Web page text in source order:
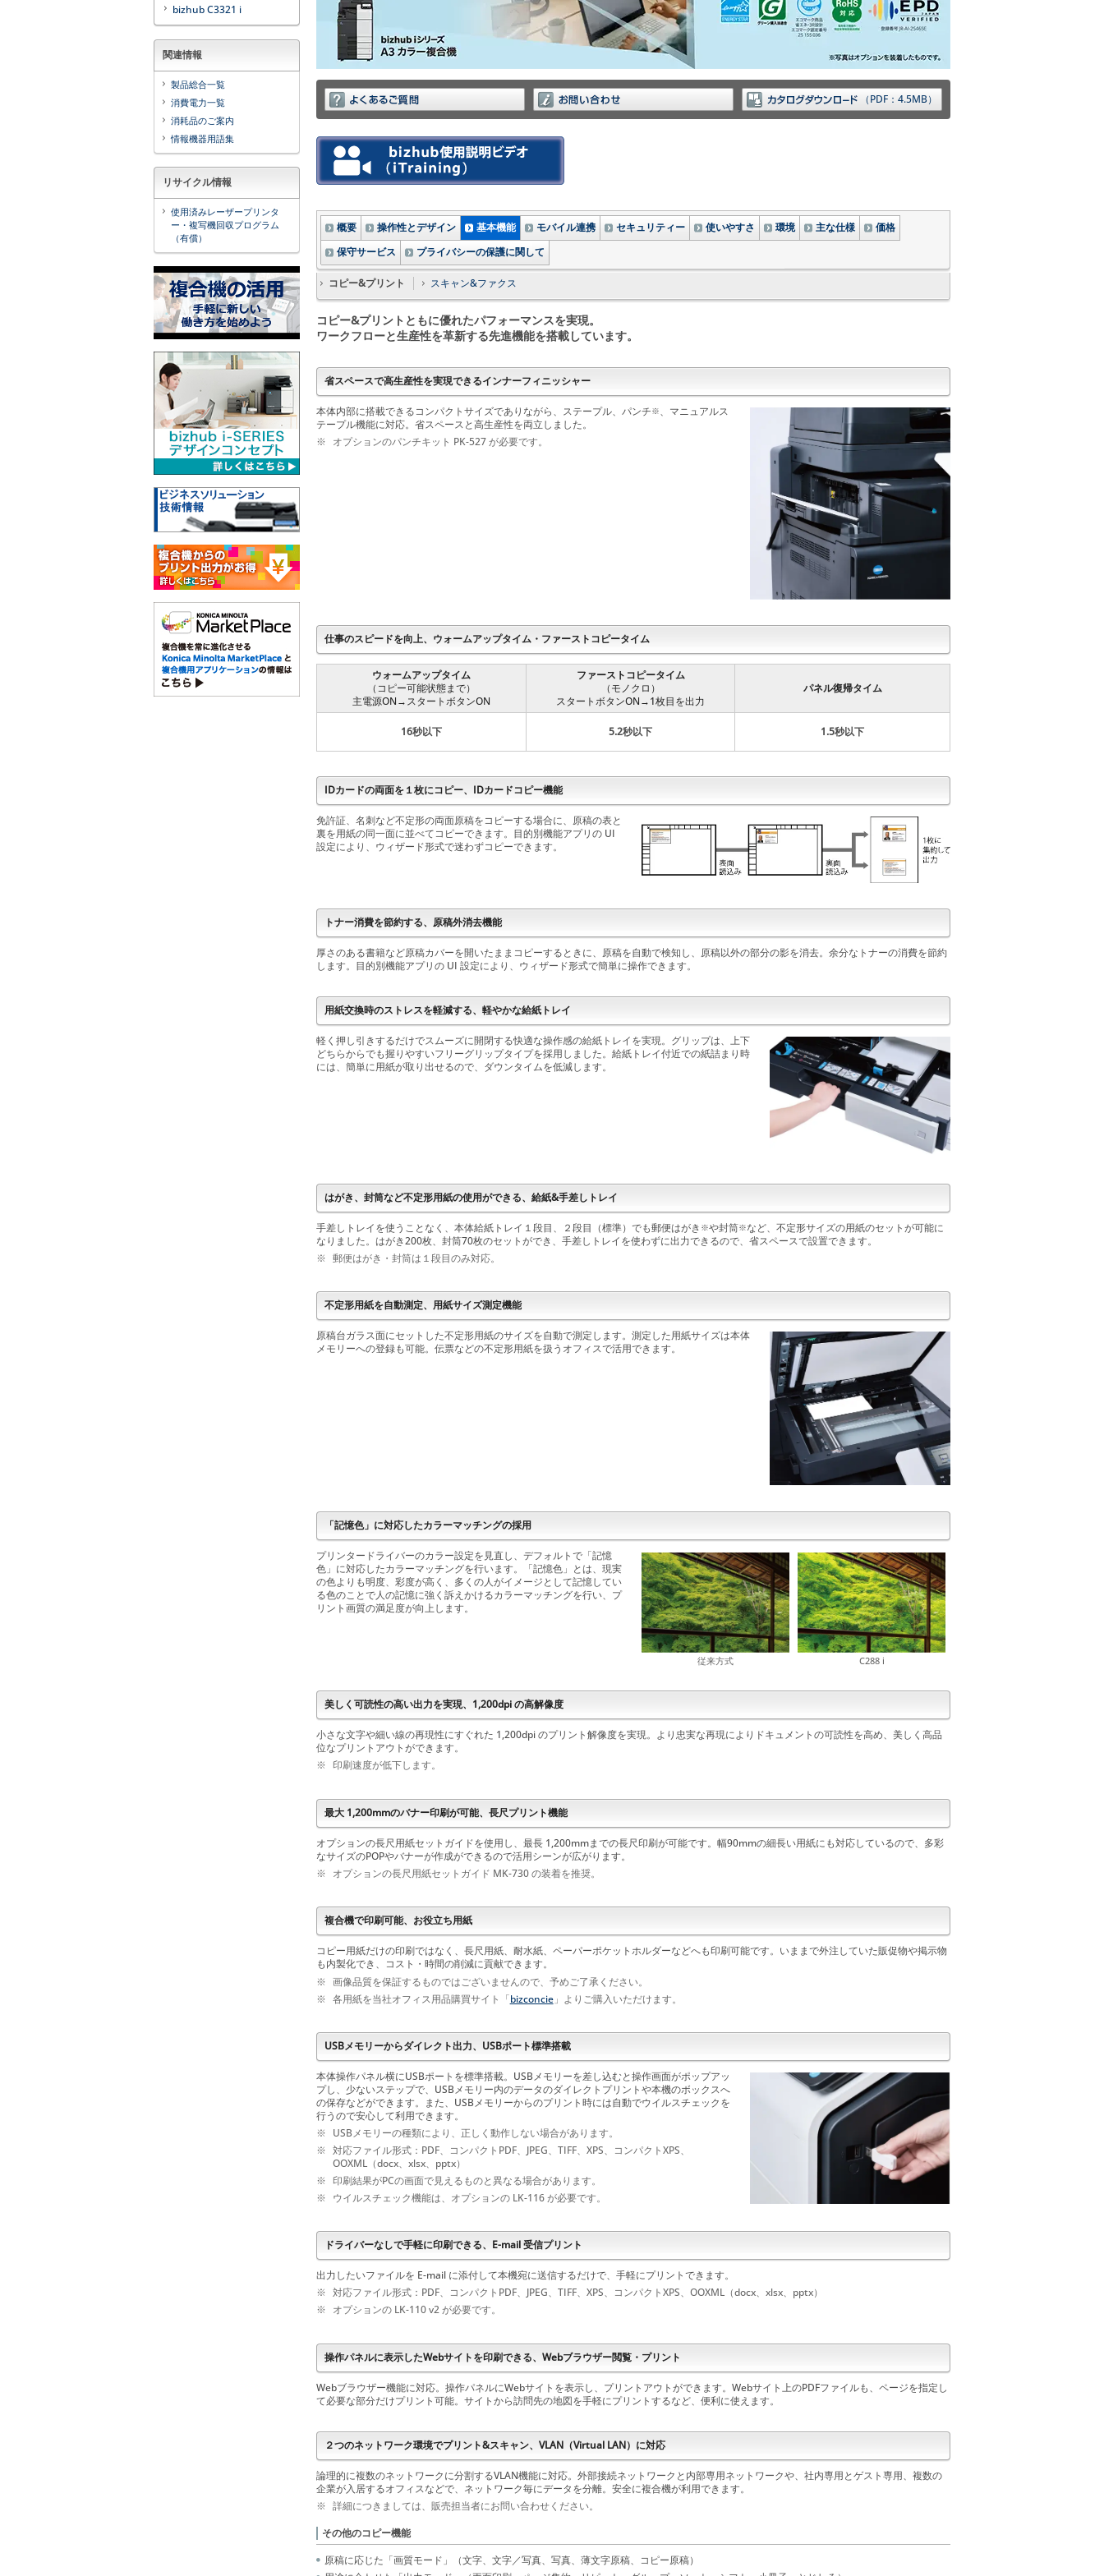
（PDF：4.5MB）
概要 操作性とデザイン 基本機能 モバイル連携 セキュリティー 使いやすさ 環境 主な仕様
価格
保守サービス
プライバシーの保護に関して
コピー&プリント スキャン&ファクス
コピー&プリントともに優れたパフォーマンスを実現。
ワークフローと生産性を革新する先進機能を搭載しています。
省スペースで高生産性を実現できるインナーフィニッシャー
本体内部に搭載できるコンパクトサイズでありながら、ステープル、パンチ※、マニュアルス
テープル機能に対応。省スペースと高生産性を両立しました。
※ オプションのパンチキット PK-527 が必要です。
仕事のスピードを向上、ウォームアップタイム・ファーストコピータイム
ウォームアップタイム
（コピー可能状態まで）
主電源ON→スタートボタンON
ファーストコピータイム
（モノクロ）
スタートボタンON→1枚目を出力
パネル復帰タイム
16秒以下 5.2秒以下 1.5秒以下
IDカードの両面を１枚にコピー、IDカードコピー機能
免許証、名刺など不定形の両面原稿をコピーする場合に、原稿の表と
裏を用紙の同一面に並べてコピーできます。目的別機能アプリの UI
設定により、ウィザード形式で迷わずコピーできます。
トナー消費を節約する、原稿外消去機能
厚さのある書籍など原稿カバーを開いたままコピーするときに、原稿を自動で検知し、原稿以外の部分の影を消去。余分なトナーの消費を節約
します。目的別機能アプリの UI 設定により、ウィザード形式で簡単に操作できます。
用紙交換時のストレスを軽減する、軽やかな給紙トレイ
軽く押し引きするだけでスムーズに開閉する快適な操作感の給紙トレイを実現。グリップは、上下
どちらからでも握りやすいフリーグリップタイプを採用しました。給紙トレイ付近での紙詰まり時
には、簡単に用紙が取り出せるので、ダウンタイムを低減します。
はがき、封筒など不定形用紙の使用ができる、給紙&手差しトレイ
手差しトレイを使うことなく、本体給紙トレイ１段目、２段目（標準）でも郵便はがき ※や封筒※など、不定形サイズの用紙のセットが可能に
なりました。はがき200枚、封筒70枚のセットができ、手差しトレイを使わずに出力できるので、省スペースで設置できます。
※ 郵便はがき・封筒は１段目のみ対応。
不定形用紙を自動測定、用紙サイズ測定機能
原稿台ガラス面にセットした不定形用紙のサイズを自動で測定します。測定した用紙サイズは本体
メモリーへの登録も可能。伝票などの不定形用紙を扱うオフィスで活用できます。
「記憶色」に対応したカラーマッチングの採用
プリンタードライバーのカラー設定を見直し、デフォルトで「記憶
色」に対応したカラーマッチングを行います。「記憶色」とは、現実
の色よりも明度、彩度が高く、多くの人がイメージとして記憶してい
る色のことで人の記憶に強く訴えかけるカラーマッチングを行い、プ
リント画質の満足度が向上します。
従来方式 C288 i
美しく可読性の高い出力を実現、1,200dpi の高解像度
小さな文字や細い線の再現性にすぐれた 1,200dpi のプリント解像度を実現。より忠実な再現によりドキュメントの可読性を高め、美しく高品
位なプリントアウトができます。
※ 印刷速度が低下します。
最大 1,200mmのバナー印刷が可能、長尺プリント機能
オプションの長尺用紙セットガイドを使用し、最長 1,200mmまでの長尺印刷が可能です。幅90mmの細長い用紙にも対応しているので、多彩
なサイズのPOPやバナーが作成ができるので活用シーンが広がります。
※ オプションの長尺用紙セットガイド MK-730 の装着を推奨。
複合機で印刷可能、お役立ち用紙
コピー用紙だけの印刷ではなく、長尺用紙、耐水紙、ペーパーポケットホルダーなどへも印刷可能です。いままで外注していた販促物や掲示物
も内製化でき、コスト・時間の削減に貢献できます。
※ 画像品質を保証するものではございませんので、予めご了承ください。
※ 各用紙を当社オフィス用品購買サイト「bizconcie」よりご購入いただけます。
USBメモリーからダイレクト出力、USBポート標準搭載
本体操作パネル横にUSBポートを標準搭載。USBメモリーを差し込むと操作画面がポップアッ
プし、少ないステップで、USBメモリー内のデータのダイレクトプリントや本機のボックスへ
の保存などができます。また、USBメモリーからのプリント時には自動でウイルスチェックを
行うので安心して利用できます。
※ USBメモリーの種類により、正しく動作しない場合があります。
※ 対応ファイル形式：PDF、コンパクトPDF、JPEG、TIFF、XPS、コンパクトXPS、
OOXML（docx、xlsx、pptx）
※ 印刷結果がPCの画面で見えるものと異なる場合があります。
※ ウイルスチェック機能は、オプションの LK-116 が必要です。
ドライバーなしで手軽に印刷できる、E-mail 受信プリント
出力したいファイルを E-mail に添付して本機宛に送信するだけで、手軽にプリントできます。
※ 対応ファイル形式：PDF、コンパクトPDF、JPEG、TIFF、XPS、コンパクトXPS、OOXML（docx、xlsx、pptx）
※ オプションの LK-110 v2 が必要です。
操作パネルに表示したWebサイトを印刷できる、Webブラウザー閲覧・プリント
Webブラウザー機能に対応。操作パネルにWebサイトを表示し、プリントアウトができます。Webサイト上のPDFファイルも、ページを指定し
て必要な部分だけプリント可能。サイトから訪問先の地図を手軽にプリントするなど、便利に使えます。
２つのネットワーク環境でプリント&スキャン、VLAN（Virtual LAN）に対応
論理的に複数のネットワークに分割するVLAN機能に対応。外部接続ネットワークと内部専用ネットワークや、社内専用とゲスト専用、複数の
企業が入居するオフィスなどで、ネットワーク毎にデータを分離。安全に複合機が利用できます。
※ 詳細につきましては、販売担当者にお問い合わせください。
その他のコピー機能
原稿に応じた「画質モード」（文字、文字／写真、写真、薄文字原稿、コピー原稿）
bizhub C3321 i
関連情報
製品総合一覧
消費電力一覧
消耗品のご案内
情報機器用語集
リサイクル情報
使用済みレーザープリンタ
ー・複写機回収プログラム
（有償）